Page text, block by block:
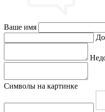
Ваше имя
Символы на картинке